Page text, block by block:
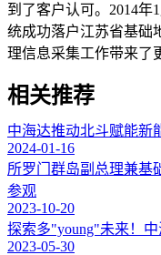
到了客户认可。2014年
统成功落户江苏省基础
理信息采集工作带来了
相关推荐
中海达推动北斗赋能新
2024-01-16
所罗门群岛副总理兼基
参观
2023-10-20
探索多"young"未来！
2023-05-30